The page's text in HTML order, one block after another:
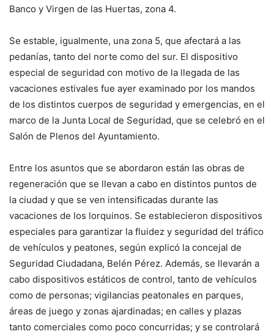
Banco y Virgen de las Huertas, zona 4.
Se estable, igualmente, una zona 5, que afectará a las
pedanías, tanto del norte como del sur. El dispositivo
especial de seguridad con motivo de la llegada de las
vacaciones estivales fue ayer examinado por los mandos
de los distintos cuerpos de seguridad y emergencias, en el
marco de la Junta Local de Seguridad, que se celebró en el
Salón de Plenos del Ayuntamiento.
Entre los asuntos que se abordaron están las obras de
regeneración que se llevan a cabo en distintos puntos de
la ciudad y que se ven intensificadas durante las
vacaciones de los lorquinos. Se establecieron dispositivos
especiales para garantizar la fluidez y seguridad del tráfico
de vehículos y peatones, según explicó la concejal de
Seguridad Ciudadana, Belén Pérez. Además, se llevarán a
cabo dispositivos estáticos de control, tanto de vehículos
como de personas; vigilancias peatonales en parques,
áreas de juego y zonas ajardinadas; en calles y plazas
tanto comerciales como poco concurridas; y se controlará